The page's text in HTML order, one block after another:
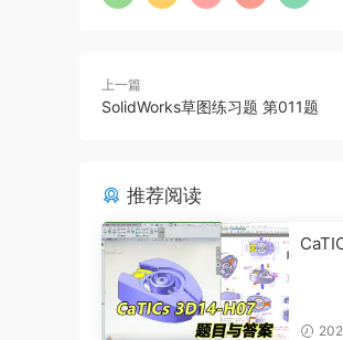
上一篇
SolidWorks草图练习题 第011题
推荐阅读